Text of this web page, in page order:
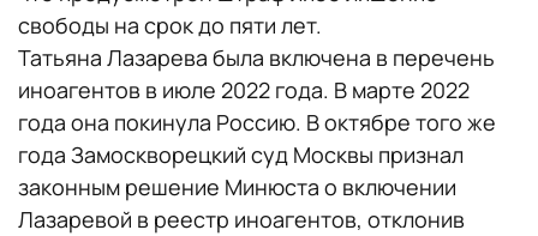
свободы на срок до пяти лет.
Татьяна Лазарева была включена в перечень
иноагентов в июле 2022 года. В марте 2022
года она покинула Россию. В октябре того же
года Замоскворецкий суд Москвы признал
законным решение Минюста о включении
Лазаревой в реестр иноагентов, отклонив